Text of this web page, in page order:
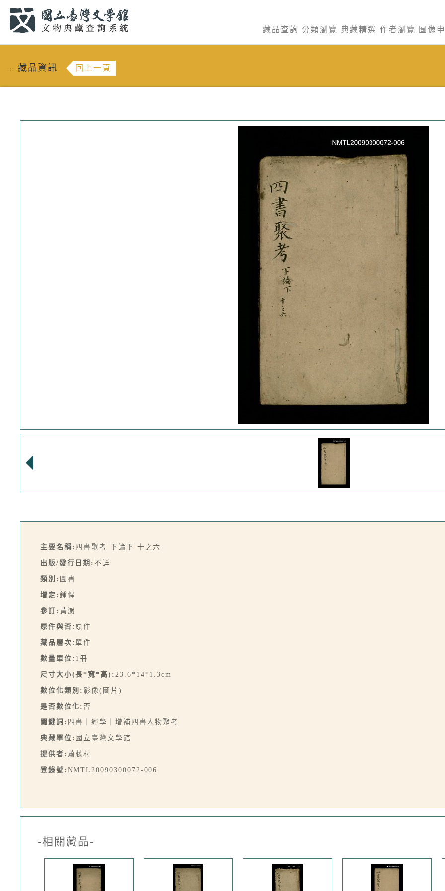
藏品查詢 分類瀏覽 典藏精選 作者瀏覽 圖像
::: 藏品資訊 回上一頁
主要名稱: 四書聚考 下論下 十之六
出版/發行日期: 不詳
類別: 圖書
增定: 鍾惺
參訂: 黃澍
原件與否: 原件
藏品層次: 單件
數量單位: 1冊
尺寸大小(長*寬*高): 23.6*14*1.3cm
數位化類別: 影像(圖片)
是否數位化: 否
關鍵詞: 四書｜經學｜增補四書人物聚考
典藏單位: 國立臺灣文學館
提供者: 蕭藤村
登錄號: NMTL20090300072-006
-相關藏品-